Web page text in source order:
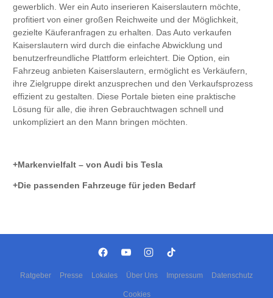
gewerblich. Wer ein Auto inserieren Kaiserslautern möchte,
profitiert von einer großen Reichweite und der Möglichkeit,
gezielte Käuferanfragen zu erhalten. Das Auto verkaufen
Kaiserslautern wird durch die einfache Abwicklung und
benutzerfreundliche Plattform erleichtert. Die Option, ein
Fahrzeug anbieten Kaiserslautern, ermöglicht es Verkäufern,
ihre Zielgruppe direkt anzusprechen und den Verkaufsprozess
effizient zu gestalten. Diese Portale bieten eine praktische
Lösung für alle, die ihren Gebrauchtwagen schnell und
unkompliziert an den Mann bringen möchten.
Markenvielfalt – von Audi bis Tesla
Die passenden Fahrzeuge für jeden Bedarf
Ratgeber Presse Lokales Über Uns Impressum Datenschutz
Cookies